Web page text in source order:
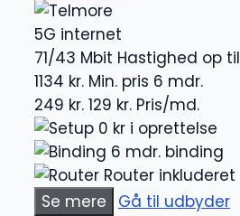
5G internet
71/43 Mbit Hastighed op til
1134 kr. Min. pris 6 mdr.
249 kr. 129 kr. Pris/md.
0 kr i oprettelse
6 mdr. binding
Router inkluderet
Se mere
Gå til udbyder